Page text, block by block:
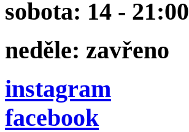
sobota: 14 - 21:00
neděle: zavřeno
instagram
facebook